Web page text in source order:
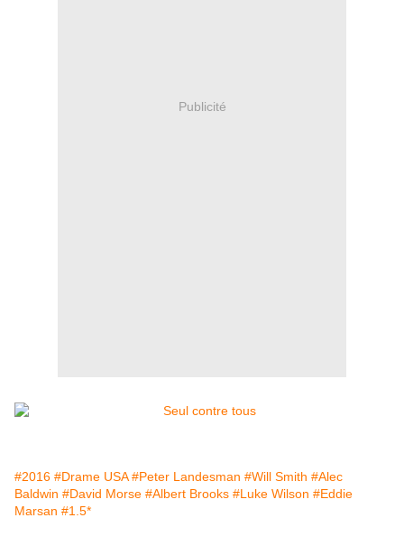
Publicité
#2016 #Drame USA #Peter Landesman #Will Smith #Alec
Baldwin #David Morse #Albert Brooks #Luke Wilson #Eddie
Marsan #1.5*